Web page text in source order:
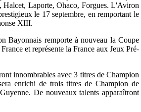
Halcet, Laporte, Ohaco, Forgues. L'Aviron
le 17 septembre, en remportant le
XIII.
Bayonnais remporte à nouveau la Coupe
et représente la France aux Jeux Pré-
innombrables avec 3 titres de Champion
enrichi de trois titres de Champion de
De nouveaux talents apparaîtront